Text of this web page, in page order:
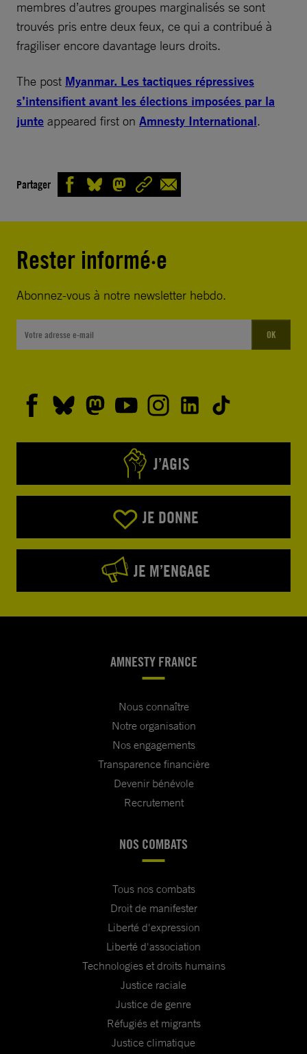
membres d’autres groupes marginalisés se sont
trouvés pris entre deux feux, ce qui a contribué à
fragiliser encore davantage leurs droits.
The post Myanmar. Les tactiques répressives
s’intensifient avant les élections imposées par la
junte appeared first on Amnesty International.
Partager
Rester informé·e
Abonnez-vous à notre newsletter hebdo.
OK
J’AGIS
JE DONNE
JE M’ENGAGE
AMNESTY FRANCE
Nous connaître
Notre organisation
Nos engagements
Transparence financière
Devenir bénévole
Recrutement
NOS COMBATS
Tous nos combats
Droit de manifester
Liberté d'expression
Liberté d'association
Technologies et droits humains
Justice raciale
Justice de genre
Réfugiés et migrants
Justice climatique